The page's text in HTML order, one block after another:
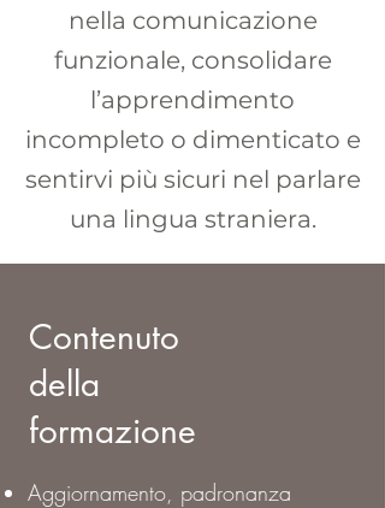
nella comunicazione
funzionale, consolidare
l’apprendimento
incompleto o dimenticato e
sentirvi più sicuri nel parlare
una lingua straniera.
Contenuto
della
formazione
Aggiornamento, padronanza